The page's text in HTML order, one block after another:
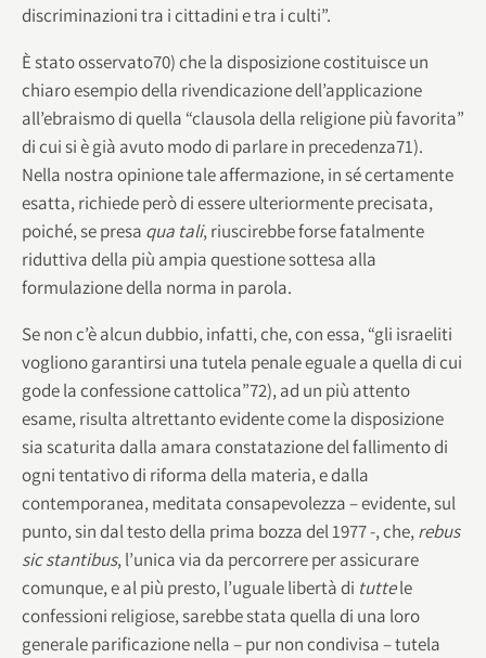
discriminazioni tra i cittadini e tra i culti”.
È stato osservato70) che la disposizione costituisce un
chiaro esempio della rivendicazione dell’applicazione
all’ebraismo di quella “clausola della religione più favorita”
di cui si è già avuto modo di parlare in precedenza71).
Nella nostra opinione tale affermazione, in sé certamente
esatta, richiede però di essere ulteriormente precisata,
poiché, se presa qua tali, riuscirebbe forse fatalmente
riduttiva della più ampia questione sottesa alla
formulazione della norma in parola.
Se non c’è alcun dubbio, infatti, che, con essa, “gli israeliti
vogliono garantirsi una tutela penale eguale a quella di cui
gode la confessione cattolica”72), ad un più attento
esame, risulta altrettanto evidente come la disposizione
sia scaturita dalla amara constatazione del fallimento di
ogni tentativo di riforma della materia, e dalla
contemporanea, meditata consapevolezza – evidente, sul
punto, sin dal testo della prima bozza del 1977 -, che,rebus
sic stantibus, l’unica via da percorrere per assicurare
comunque, e al più presto, l’uguale libertà di tuttele
confessioni religiose, sarebbe stata quella di una loro
generale parificazione nella – pur non condivisa – tutela